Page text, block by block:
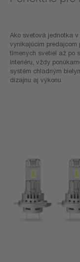
Ako svetová jednotka
vynikajúcim predajcom
tlmených svetiel až po
interiéru, vždy
systém chladným
dizajnu aj výkonu.